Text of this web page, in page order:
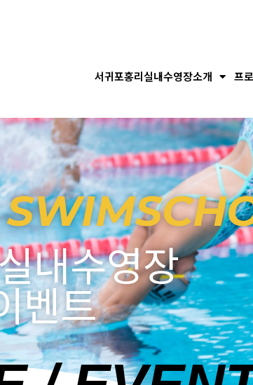
서귀포홍리실내수영장소개 프
내수영장
벤트